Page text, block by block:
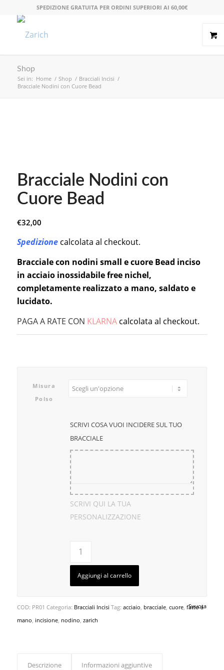
SPEDIZIONE GRATUITA PER ORDINI SUPERIORI AI 60,00€
Shop
Sei in: Home / Shop / Bracciali Incisi /
Bracciale Nodini con Cuore Bead
Bracciale Nodini con
Cuore Bead
€32,00
Spedizione calcolata al checkout.
Bracciale con nodini small e cuore Bead inciso
in acciaio inossidabile free nichel,
completamente realizzato a mano, saldato e
lucidato.
PAGA A RATE CON KLARNA calcolata al checkout.
Misura
Polso
Svuota
SCRIVI COSA VUOI INCIDERE SUL TUO
BRACCIALE
SCRIVI QUI LA TUA
PERSONALIZZAZIONE
Aggiungi al carrello
COD: PR01 Categoria: Bracciali Incisi Tag: acciaio bracciale, cuore, fatto a
mano incisione, nodino zarich
Descrizione Informazioni aggiuntive